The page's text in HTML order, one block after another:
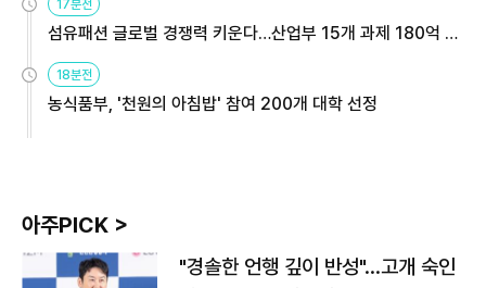
17분전
섬유패션 글로벌 경쟁력 키운다…산업부 15개 과제 180억 지
원
18분전
농식품부, '천원의 아침밥' 참여 200개 대학 선정
아주PICK >
"경솔한 언행 깊이 반성"…고개 숙인